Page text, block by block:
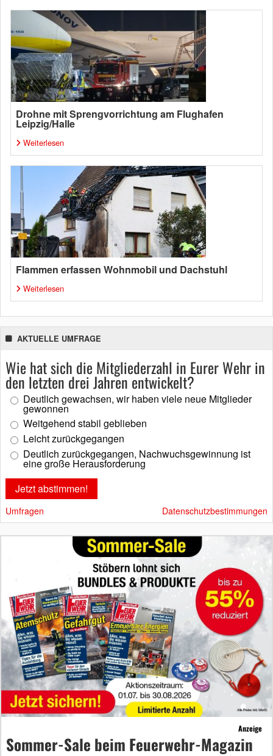
Drohne mit Sprengvorrichtung am Flughafen
Leipzig/Halle
Weiterlesen
Flammen erfassen Wohnmobil und Dachstuhl
Weiterlesen
AKTUELLE UMFRAGE
Wie hat sich die Mitgliederzahl in Eurer Wehr in
den letzten drei Jahren entwickelt?
Deutlich gewachsen, wir haben viele neue Mitglieder
gewonnen
Weitgehend stabil geblieben
Leicht zurückgegangen
Deutlich zurückgegangen, Nachwuchsgewinnung ist
eine große Herausforderung
Umfragen Datenschutzbestimmungen
Anzeige
Sommer-Sale beim Feuerwehr-Magazin